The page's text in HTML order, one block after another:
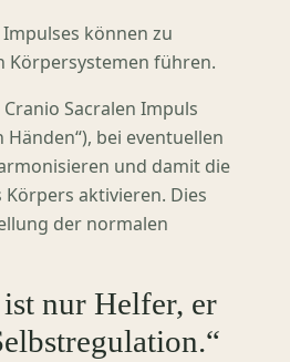
können zu
Körpersystemen führen.
Sacralen Impuls
bei eventuellen
und damit die
aktivieren. Dies
der normalen
nur Helfer, er